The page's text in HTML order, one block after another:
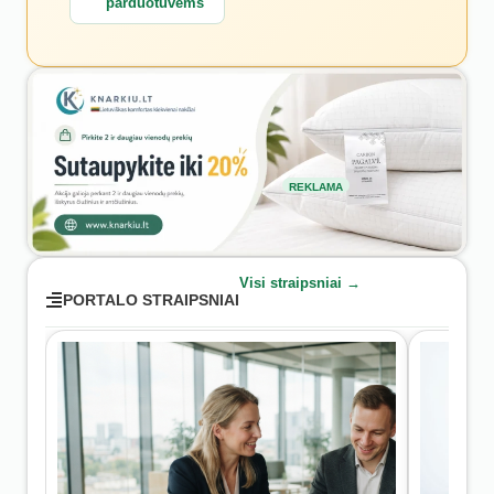
REKLAMA
PORTALO STRAIPSNIAI
Visi straipsniai →